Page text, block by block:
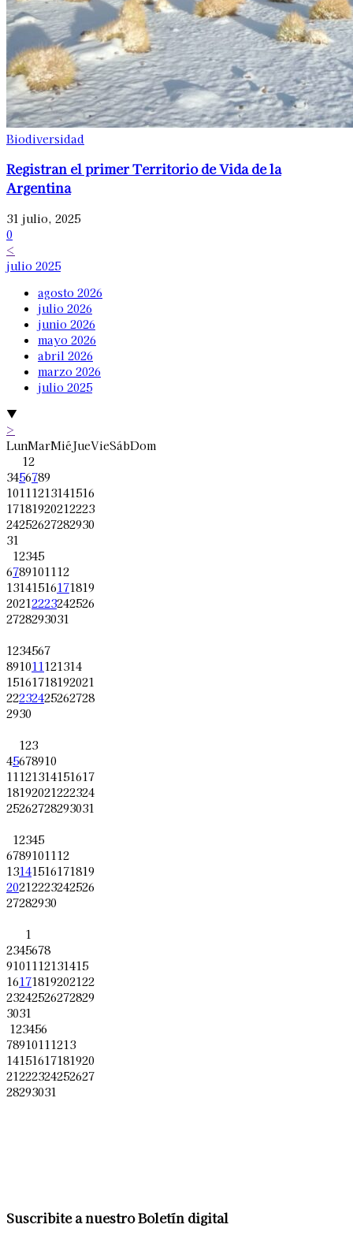
Biodiversidad
Registran el primer Territorio de Vida de la
Argentina
31 julio, 2025
0
<
julio 2025
agosto 2026
julio 2026
junio 2026
mayo 2026
abril 2026
marzo 2026
julio 2025
▼
>
LunMarMiéJueVieSábDom
12
3456789
10111213141516
17181920212223
24252627282930
31
12345
6789101112
13141516171819
20212223242526
2728293031
1234567
891011121314
15161718192021
22232425262728
2930
123
45678910
11121314151617
18192021222324
25262728293031
12345
6789101112
13141516171819
20212223242526
27282930
1
2345678
9101112131415
16171819202122
23242526272829
3031
123456
78910111213
14151617181920
21222324252627
28293031
Suscribite a nuestro Boletín digital